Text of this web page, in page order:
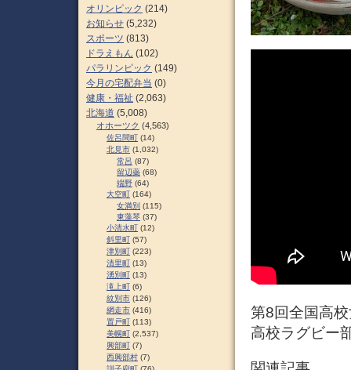
第8回全国高
高校ラグビー
オリンピック (214)
お知らせ (5,232)
スポーツ (813)
ドラえもん (102)
パラリンピック (149)
今月の宅配弁当 (0)
健康・福祉 (2,063)
北海道 (5,008)
オホーツク (4,563)
佐呂間町 (14)
北見市 (1,032)
常呂 (87)
留辺蘂 (68)
端野 (64)
大空町 (164)
女満別 (115)
東藻琴 (37)
小清水町 (12)
斜里町 (57)
津別町 (223)
清里町 (13)
湧別町 (13)
滝上町 (6)
紋別市 (126)
網走市 (416)
置戸町 (113)
美幌町 (2,537)
興部町 (7)
西興部村 (7)